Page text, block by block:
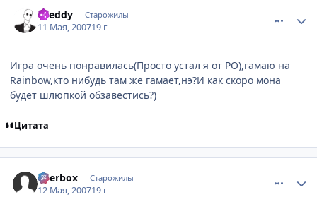
Dreddy Старожилы
11 Мая, 200719 г
Игра очень понравилась(Просто устал я от РО),гамаю на
Rainbow,кто нибудь там же гамает,нэ?И как скоро мона
будет шлюпкой обзавестись?)
Цитата
Beerbox Старожилы
12 Мая, 200719 г